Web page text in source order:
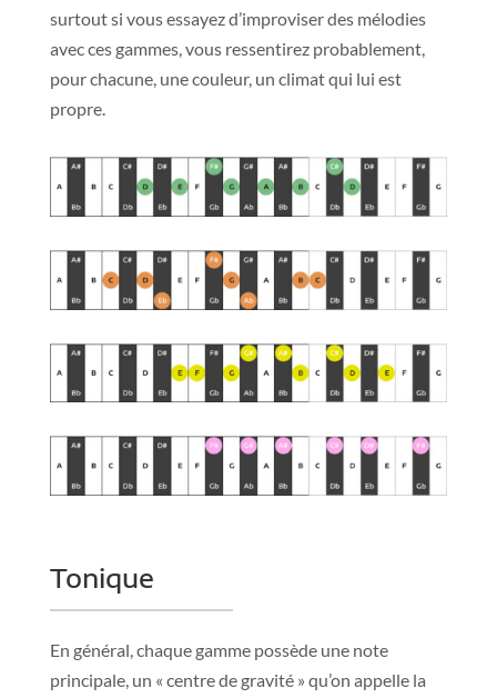
surtout si vous essayez d’improviser des mélodies
avec ces gammes, vous ressentirez probablement,
pour chacune, une couleur, un climat qui lui est
propre.
Tonique
En général, chaque gamme possède une note
principale, un « centre de gravité » qu’on appelle la